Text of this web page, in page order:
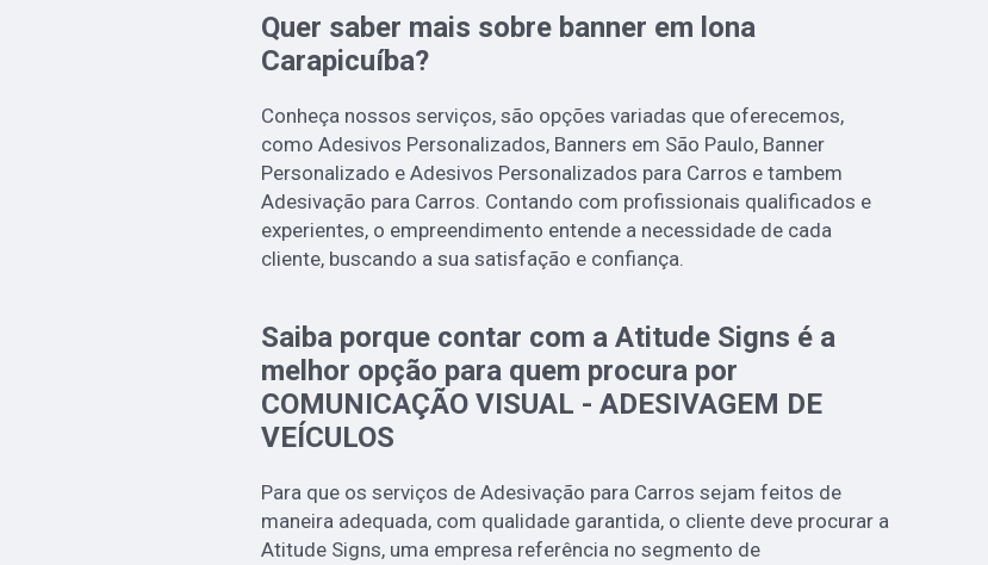
Quer saber mais sobre banner em lona
Carapicuíba?
Conheça nossos serviços, são opções variadas que oferecemos,
como Adesivos Personalizados, Banners em São Paulo, Banner
Personalizado e Adesivos Personalizados para Carros e tambem
Adesivação para Carros. Contando com profissionais qualificados e
experientes, o empreendimento entende a necessidade de cada
cliente, buscando a sua satisfação e confiança.
Saiba porque contar com a Atitude Signs é a
melhor opção para quem procura por
COMUNICAÇÃO VISUAL - ADESIVAGEM DE
VEÍCULOS
Para que os serviços de Adesivação para Carros sejam feitos de
maneira adequada, com qualidade garantida, o cliente deve procurar a
Atitude Signs, uma empresa referência no segmento de